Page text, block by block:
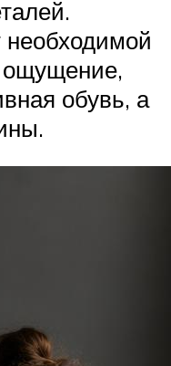
необходимой
ощущение,
обувь, а